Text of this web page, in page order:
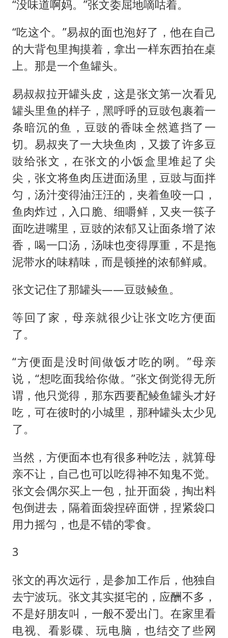
“没味道啊妈。”张文委屈地嘀咕着。
“吃这个。”易叔的面也泡好了，他在自己
的大背包里掏摸着，拿出一样东西拍在桌
上。那是一个鱼罐头。
易叔叔拉开罐头皮，这是张文第一次看见
罐头里鱼的样子，黑呼呼的豆豉包裹着一
条暗沉的鱼，豆豉的香味全然遮挡了一
切。易叔夹了一大块鱼肉，又拨了许多豆
豉给张文，在张文的小饭盒里堆起了尖
尖，张文将鱼肉压进面汤里，豆豉与面拌
匀，汤汁变得油汪汪的，夹着鱼咬一口，
鱼肉炸过，入口脆、细嚼鲜，又夹一筷子
面吃进嘴里，豆豉的浓郁又让面条增了浓
香，喝一口汤，汤味也变得厚重，不是拖
泥带水的味精味，而是顿挫的浓郁鲜咸。
张文记住了那罐头——豆豉鲮鱼。
等回了家，母亲就很少让张文吃方便面
了。
“方便面是没时间做饭才吃的咧。”母亲
说，“想吃面我给你做。”张文倒觉得无所
谓，他只觉得，那东西要配鲮鱼罐头才好
吃，可在彼时的小城里，那种罐头太少见
了。
当然，方便面本也有很多种吃法，就算母
亲不让，自己也可以吃得神不知鬼不觉。
张文会偶尔买上一包，扯开面袋，掏出料
包倒进去，隔着面袋捏碎面饼，捏紧袋口
用力摇匀，也是不错的零食。
3
张文的再次远行，是参加工作后，他独自
去宁波玩。张文其实挺宅的，应酬不多，
不是好朋友叫，一般不爱出门。在家里看
电视、看影碟、玩电脑，也结交了些网